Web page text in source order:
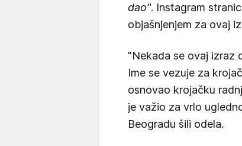
dao". Instagram
objašnjenjem za ovaj
"Nekada se ovaj izraz
Ime se vezuje za
osnovao krojačku
je važio za vrlo
Beogradu šili odela.